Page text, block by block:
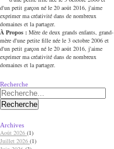
À Propos : Mère de deux grands enfants, grand-
mère d'une petite fille née le 3 octobre 2006 et
d'un petit garçon né le 20 août 2016, j'aime
exprimer ma créativité dans de nombreux
domaines et la partager.
Recherche
Archives
Août 2026 (1)
Juillet 2026 (1)